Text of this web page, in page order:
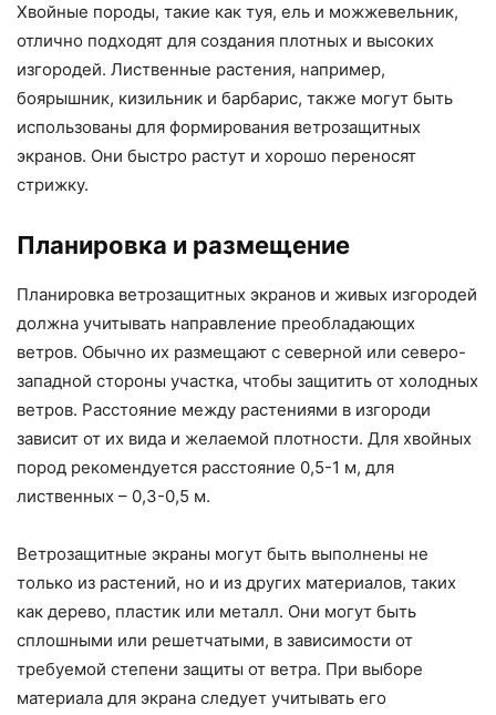
Хвойные породы, такие как туя, ель и можжевельник,
отлично подходят для создания плотных и высоких
изгородей. Лиственные растения, например,
боярышник, кизильник и барбарис, также могут быть
использованы для формирования ветрозащитных
экранов. Они быстро растут и хорошо переносят
стрижку.
Планировка и размещение
Планировка ветрозащитных экранов и живых изгородей
должна учитывать направление преобладающих
ветров. Обычно их размещают с северной или северо-
западной стороны участка, чтобы защитить от холодных
ветров. Расстояние между растениями в изгороди
зависит от их вида и желаемой плотности. Для хвойных
пород рекомендуется расстояние 0,5-1 м, для
лиственных – 0,3-0,5 м.
Ветрозащитные экраны могут быть выполнены не
только из растений, но и из других материалов, таких
как дерево, пластик или металл. Они могут быть
сплошными или решетчатыми, в зависимости от
требуемой степени защиты от ветра. При выборе
материала для экрана следует учитывать его